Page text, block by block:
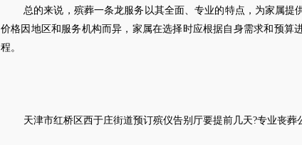
总的来说，殡葬一条龙服务以其全面、专业的特点，为家属提
价格因地区和服务机构而异，家属在选择时应根据自身需求和预算
程。
天津市红桥区西于庄街道预订殡仪告别厅要提前几天?专业丧葬